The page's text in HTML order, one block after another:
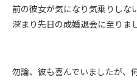
前の彼女が気になり気乗りしな
深まり先日の成婚退会に至りま
勿論、彼も喜んでいましたが、